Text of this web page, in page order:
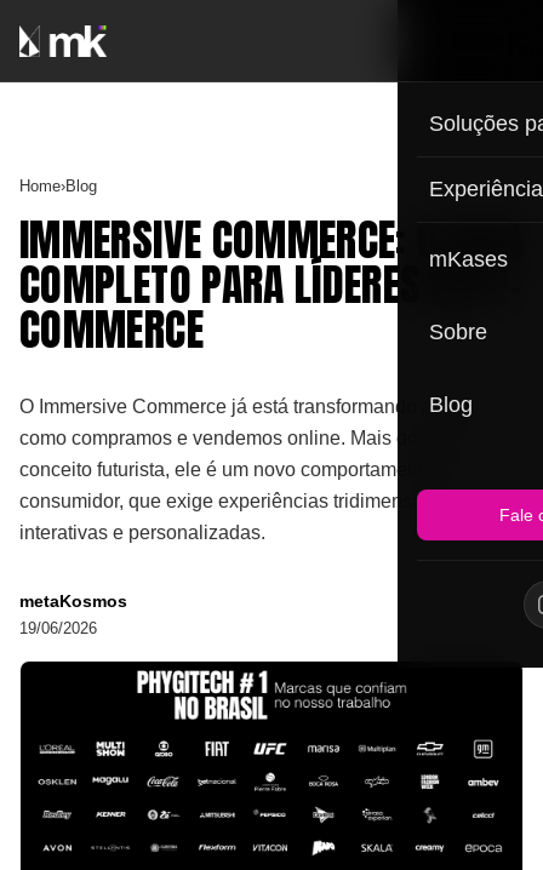
Soluções
mKases
Sobre
Blog
Fale
Home›Blog
IMMERSIVE COMMERCE: O GUIA
COMPLETO PARA LÍDERES EM E-
COMMERCE
O Immersive Commerce já está transformando a forma
como compramos e vendemos online. Mais do que um
conceito futurista, ele é um novo comportamento do
consumidor, que exige experiências tridimensionais,
interativas e personalizadas.
metaKosmos
19/06/2026